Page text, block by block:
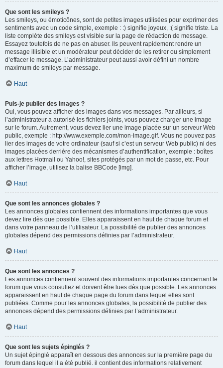
Que sont les smileys ?
Les smileys, ou émoticônes, sont de petites images utilisées pour exprimer des
sentiments avec un code simple, exemple : :) signifie joyeux, :( signifie triste. La
liste complète des smileys est visible sur la page de rédaction de message.
Essayez toutefois de ne pas en abuser. Ils peuvent rapidement rendre un
message illisible et un modérateur peut décider de les retirer ou simplement
d’effacer le message. L’administrateur peut aussi avoir défini un nombre
maximum de smileys par message.
Haut
Puis-je publier des images ?
Oui, vous pouvez afficher des images dans vos messages. Par ailleurs, si
l’administrateur a autorisé les fichiers joints, vous pouvez charger une image
sur le forum. Autrement, vous devez lier une image placée sur un serveur Web
public, exemple : http://www.exemple.com/mon-image.gif. Vous ne pouvez pas
lier des images de votre ordinateur (sauf si c’est un serveur Web public) ni des
images placées derrière des mécanismes d’authentification, exemple : boîtes
aux lettres Hotmail ou Yahoo!, sites protégés par un mot de passe, etc. Pour
afficher l’image, utilisez la balise BBCode [img].
Haut
Que sont les annonces globales ?
Les annonces globales contiennent des informations importantes que vous
devez lire dès que possible. Elles apparaissent en haut de chaque forum et
dans votre panneau de l’utilisateur. La possibilité de publier des annonces
globales dépend des permissions définies par l’administrateur.
Haut
Que sont les annonces ?
Les annonces contiennent souvent des informations importantes concernant le
forum que vous consultez et doivent être lues dès que possible. Les annonces
apparaissent en haut de chaque page du forum dans lequel elles sont
publiées. Comme pour les annonces globales, la possibilité de publier des
annonces dépend des permissions définies par l’administrateur.
Haut
Que sont les sujets épinglés ?
Un sujet épinglé apparaît en dessous des annonces sur la première page du
forum dans lequel il a été publié. il contient des informations relativement